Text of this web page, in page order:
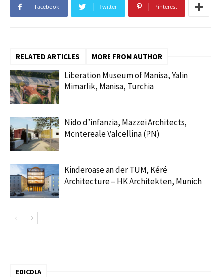
Facebook Twitter Pinterest
RELATED ARTICLES MORE FROM AUTHOR
Liberation Museum of Manisa, Yalin
Mimarlik, Manisa, Turchia
Nido d’infanzia, Mazzei Architects,
Montereale Valcellina (PN)
Kinderoase an der TUM, Kéré
Architecture – HK Architekten, Munich
EDICOLA